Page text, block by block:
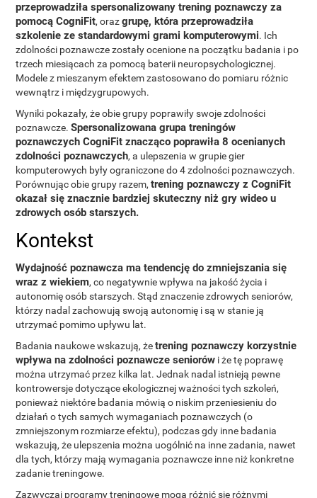
przeprowadziła spersonalizowany trening poznawczy za
pomocą CogniFit, orazgrupę, która przeprowadziła
szkolenie ze standardowymi grami komputerowymi. Ich
zdolności poznawcze zostały ocenione na początku badania i po
trzech miesiącach za pomocą baterii neuropsychologicznej.
Modele z mieszanym efektem zastosowano do pomiaru różnic
wewnątrz i międzygrupowych.
Wyniki pokazały, że obie grupy poprawiły swoje zdolności
poznawcze.Spersonalizowana grupa treningów
poznawczych CogniFit znacząco poprawiła 8 ocenianych
zdolności poznawczych, a ulepszenia w grupie gier
komputerowych były ograniczone do 4 zdolności poznawczych.
Porównując obie grupy razem,trening poznawczy z CogniFit
okazał się znacznie bardziej skuteczny niż gry wideo u
zdrowych osób starszych.
Kontekst
Wydajność poznawcza ma tendencję do zmniejszania się
wraz z wiekiem, co negatywnie wpływa na jakość życia i
autonomię osób starszych. Stąd znaczenie zdrowych seniorów,
którzy nadal zachowują swoją autonomię i są w stanie ją
utrzymać pomimo upływu lat.
Badania naukowe wskazują, żetrening poznawczy korzystnie
wpływa na zdolności poznawcze seniorów i że tę poprawę
można utrzymać przez kilka lat. Jednak nadal istnieją pewne
kontrowersje dotyczące ekologicznej ważności tych szkoleń,
ponieważ niektóre badania mówią o niskim przeniesieniu do
działań o tych samych wymaganiach poznawczych (o
zmniejszonym rozmiarze efektu), podczas gdy inne badania
wskazują, że ulepszenia można uogólnić na inne zadania, nawet
dla tych, którzy mają wymagania poznawcze inne niż konkretne
zadanie treningowe.
Zazwyczaj programy treningowe mogą różnić się różnymi